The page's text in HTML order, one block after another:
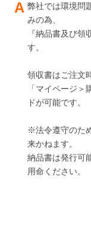
弊社では環境問
みの為、
『納品書及び
す。
領収書はご注文
「マイページ
ドが可能です。
※法令遵守のた
来かねます。
納品書は発行可
用命ください。